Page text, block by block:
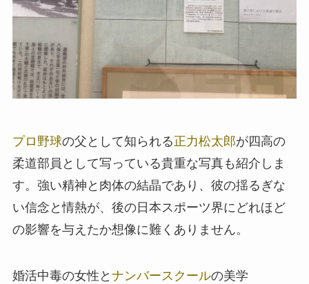
プロ野球の父として知られる正力松太郎が四高の
柔道部員として写っている貴重な写真も紹介しま
す。強い精神と肉体の結晶であり、彼の揺るぎな
い信念と情熱が、後の日本スポーツ界にどれほど
の影響を与えたか想像に難くありません。
婚活中毒の女性と ナンバースクールの美学